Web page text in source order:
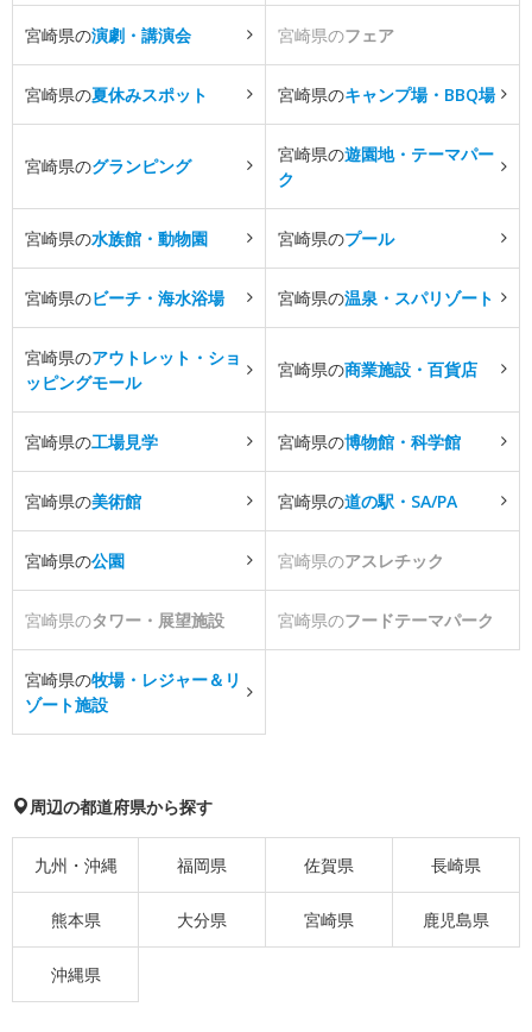
宮崎県の演劇・講演会 宮崎県のフェア
宮崎県の夏休みスポット 宮崎県のキャンプ場・BBQ場
宮崎県のグランピング
宮崎県の遊園地・テーマパー
ク
宮崎県の水族館・動物園 宮崎県のプール
宮崎県のビーチ・海水浴場 宮崎県の温泉・スパリゾート
宮崎県のアウトレット・ショ
ッピングモール
宮崎県の商業施設・百貨店
宮崎県の工場見学 宮崎県の博物館・科学館
宮崎県の美術館 宮崎県の道の駅・SA/PA
宮崎県の公園 宮崎県のアスレチック
宮崎県のタワー・展望施設 宮崎県のフードテーマパーク
宮崎県の牧場・レジャー＆リ
ゾート施設
周辺の都道府県から探す
九州・沖縄 福岡県 佐賀県 長崎県
熊本県 大分県 宮崎県 鹿児島県
沖縄県